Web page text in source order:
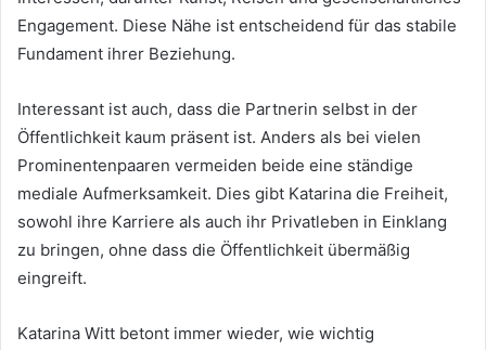
Engagement. Diese Nähe ist entscheidend für das stabile
Fundament ihrer Beziehung.
Interessant ist auch, dass die Partnerin selbst in der
Öffentlichkeit kaum präsent ist. Anders als bei vielen
Prominentenpaaren vermeiden beide eine ständige
mediale Aufmerksamkeit. Dies gibt Katarina die Freiheit,
sowohl ihre Karriere als auch ihr Privatleben in Einklang
zu bringen, ohne dass die Öffentlichkeit übermäßig
eingreift.
Katarina Witt betont immer wieder, wie wichtig